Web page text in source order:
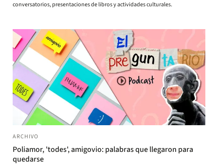
conversatorios, presentaciones de libros y actividades culturales.
ARCHIVO
Poliamor, 'todes', amigovio: palabras que llegaron para
quedarse